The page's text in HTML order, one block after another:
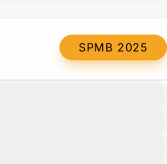
SPMB 2025